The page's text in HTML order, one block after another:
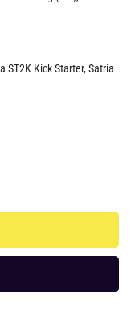
ST2K Kick Starter, Satria